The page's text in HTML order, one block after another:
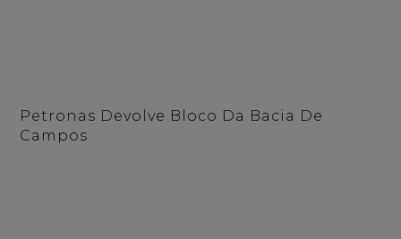
Petronas Devolve Bloco Da Bacia De
Campos